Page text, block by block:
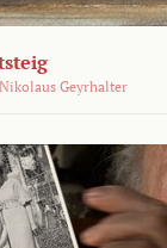
Nikolaus Geyrhalter